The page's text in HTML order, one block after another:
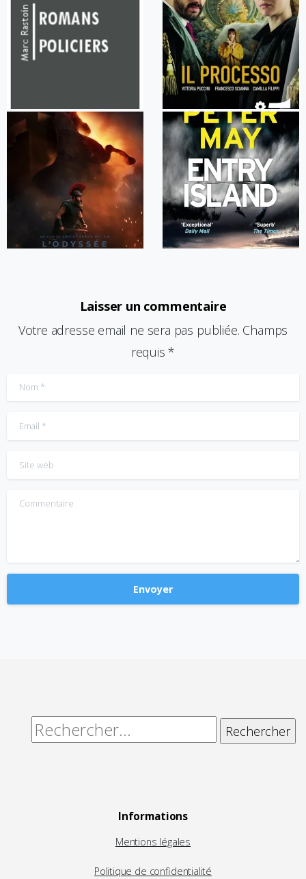
Laisser un commentaire
Votre adresse email ne sera pas publiée. Champs
requis *
Nom*
Email*
Site web
Commentaire
Rechercher :
Informations
Mentions légales
Politique de confidentialité